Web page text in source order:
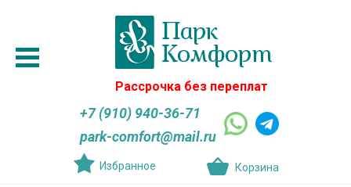
Рассрочка без переплат
+7 (910) 940-36-71
park-comfort@mail.ru
Избранное Корзина